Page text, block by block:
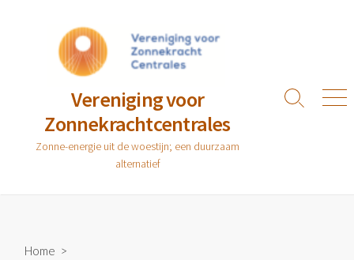
Vereniging voor
Zonnekrachtcentrales
Zonne-energie uit de woestijn; een duurzaam
alternatief
Zoeken
Home >